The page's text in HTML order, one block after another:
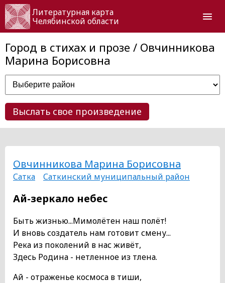
Литературная карта
Челябинской области
Город в стихах и прозе / Овчинникова
Марина Борисовна
Выслать свое произведение
Овчинникова Марина Борисовна
Сатка Саткинский муниципальный район
Ай-зеркало небес
Быть жизнью...Мимолётен наш полёт!
И вновь создатель нам готовит смену...
Река из поколений в нас живёт,
Здесь Родина - нетленное из тлена.
Ай - отраженье космоса в тиши,